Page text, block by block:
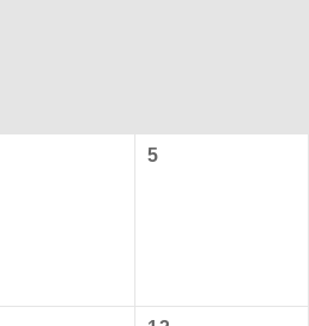
5
現地到着空港（駅）から